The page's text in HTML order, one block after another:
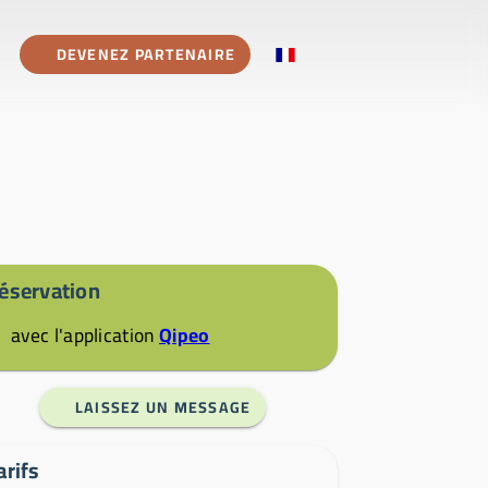
DEVENEZ PARTENAIRE
avec l'applicationQipeo
LAISSEZ UN MESSAGE